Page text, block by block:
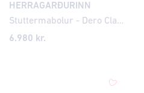
HERRAGARÐURINN
Stuttermabolur - Dero Classic
6.980 kr.